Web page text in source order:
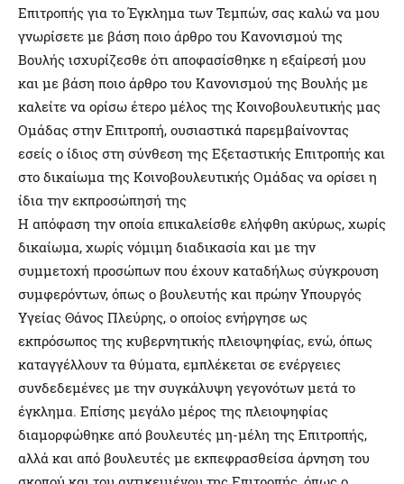
Επιτροπής για το Έγκλημα των Τεμπών, σας καλώ να μου
γνωρίσετε με βάση ποιο άρθρο του Κανονισμού της
Βουλής ισχυρίζεσθε ότι αποφασίσθηκε η εξαίρεσή μου
και με βάση ποιο άρθρο του Κανονισμού της Βουλής με
καλείτε να ορίσω έτερο μέλος της Κοινοβουλευτικής μας
Ομάδας στην Επιτροπή, ουσιαστικά παρεμβαίνοντας
εσείς ο ίδιος στη σύνθεση της Εξεταστικής Επιτροπής και
στο δικαίωμα της Κοινοβουλευτικής Ομάδας να ορίσει η
ίδια την εκπροσώπησή της
Η απόφαση την οποία επικαλείσθε ελήφθη ακύρως, χωρίς
δικαίωμα, χωρίς νόμιμη διαδικασία και με την
συμμετοχή προσώπων που έχουν καταδήλως σύγκρουση
συμφερόντων, όπως ο βουλευτής και πρώην Υπουργός
Υγείας Θάνος Πλεύρης, ο οποίος ενήργησε ως
εκπρόσωπος της κυβερνητικής πλειοψηφίας, ενώ, όπως
καταγγέλλουν τα θύματα, εμπλέκεται σε ενέργειες
συνδεδεμένες με την συγκάλυψη γεγονότων μετά το
έγκλημα. Επίσης μεγάλο μέρος της πλειοψηφίας
διαμορφώθηκε από βουλευτές μη-μέλη της Επιτροπής,
αλλά και από βουλευτές με εκπεφρασθείσα άρνηση του